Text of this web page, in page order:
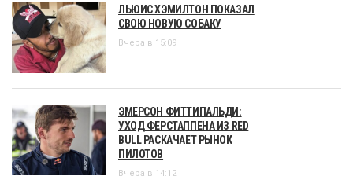
ЛЬЮИС ХЭМИЛТОН ПОКАЗАЛ
СВОЮ НОВУЮ СОБАКУ
Вчера в 15:09
ЭМЕРСОН ФИТТИПАЛЬДИ:
УХОД ФЕРСТАППЕНА ИЗ RED
BULL РАСКАЧАЕТ РЫНОК
ПИЛОТОВ
Вчера в 14:12